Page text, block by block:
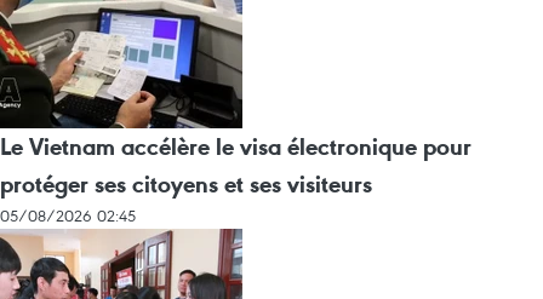
Le Vietnam accélère le visa électronique pour
protéger ses citoyens et ses visiteurs
05/08/2026 02:45